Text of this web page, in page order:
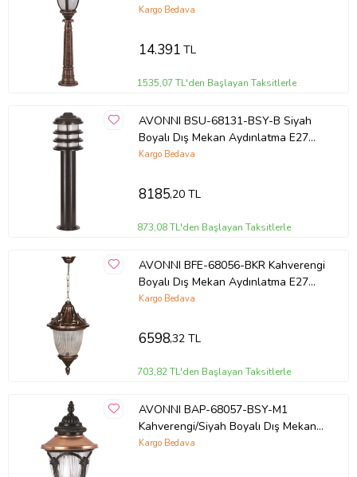
Aydınlatma E27 Aluminyum
Kargo Bedava
14.391TL
1535,07 TL'den Başlayan Taksitlerle
AVONNI BSU-68131-BSY-B Siyah
Boyalı Dış Mekan Aydınlatma E27
Aluminyum Polikarbon Cam 20cm
Kargo Bedava
8185,20 TL
873,08 TL'den Başlayan Taksitlerle
AVONNI BFE-68056-BKR Kahverengi
Boyalı Dış Mekan Aydınlatma E27
Aluminyum Polikarbon Cam 26cm
Kargo Bedava
6598,32 TL
703,82 TL'den Başlayan Taksitlerle
AVONNI BAP-68057-BSY-M1
Kahverengi/Siyah Boyalı Dış Mekan
Aydınlatma E27 Aluminyum
Kargo Bedava